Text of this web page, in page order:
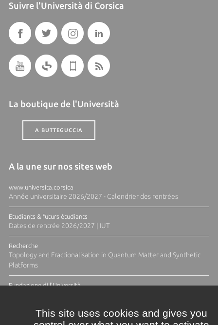
Suivre l'Università di Corsica
La boutique de l'Università
A BUTTEGUCCIA
A la une sur nos sites web
www.universita.corsica
Année universitaire 2026/2027 - Calendrier des rentrées
Etudiants & futurs étudiants
Dates de rentrée 2026/2027 | IUT
Recherche
Topology and Fractionalisation in Quantum Matter and Synthetic
Platforms
Fundazione di l'Università
This site uses cookies and gives you